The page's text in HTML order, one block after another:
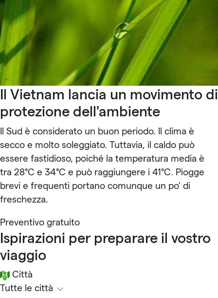
Il Vietnam lancia un movimento di
protezione dell'ambiente
Il Sud è considerato un buon periodo. Il clima è
secco e molto soleggiato. Tuttavia, il caldo può
essere fastidioso, poiché la temperatura media è
tra 28°C e 34°C e può raggiungere i 41°C. Piogge
brevi e frequenti portano comunque un po' di
freschezza.
Preventivo gratuito
Ispirazioni per preparare il vostro
viaggio
Città
Tutte le città